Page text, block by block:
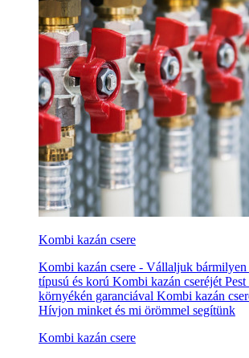
Kombi kazán csere
Kombi kazán csere - Vállaljuk bármilyen
típusú és korú Kombi kazán cseréjét Pest
környékén garanciával Kombi kazán
Hívjon minket és mi örömmel segítünk
Kombi kazán csere